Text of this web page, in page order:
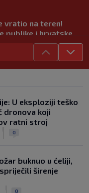
vratio na teren!
publike i hrvatske
srušio bivšeg
U eksploziji teško
dronova koji
ratni stroj
0
buknuo u ćeliji,
širenje
0